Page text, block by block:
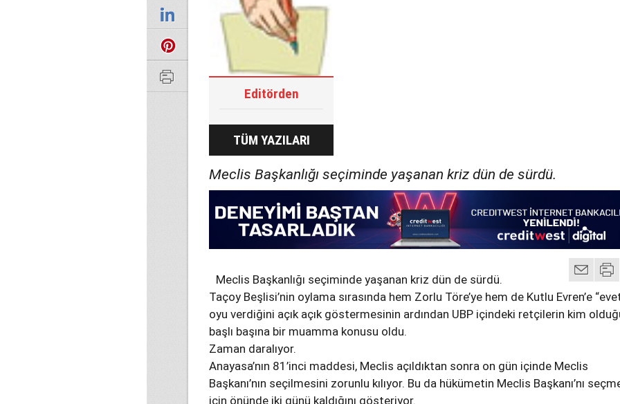
Editörden
TÜM YAZILARI
Meclis Başkanlığı seçiminde yaşanan kriz dün de sürdü.
Meclis Başkanlığı seçiminde yaşanan kriz dün de sürdü.
Taçoy Beşlisi’nin oylama sırasında hem Zorlu Töre’ye hem de Kutlu Evren’e
oyu verdiğini açık açık göstermesinin ardından UBP içindeki retçilerin kim
başlı başına bir muamma konusu oldu.
Zaman daralıyor.
Anayasa’nın 81’inci maddesi, Meclis açıldıktan sonra on gün içinde Meclis
Başkanı’nın seçilmesini zorunlu kılıyor. Bu da hükümetin Meclis Başkanı’nı
için önünde iki günü kaldığını gösteriyor.